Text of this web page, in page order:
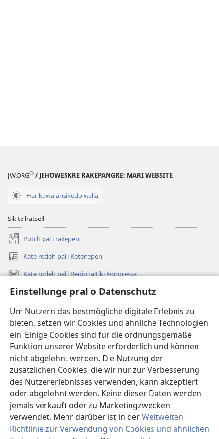
Einstellunge pral o Datenschutz
Um Nutzern das bestmögliche digitale Erlebnis zu
bieten, setzen wir Cookies und ähnliche Technologien
ein. Einige Cookies sind für die ordnungsgemäße
Funktion unserer Website erforderlich und können
nicht abgelehnt werden. Die Nutzung der
zusätzlichen Cookies, die wir nur zur Verbesserung
des Nutzererlebnisses verwenden, kann akzeptiert
oder abgelehnt werden. Keine dieser Daten werden
jemals verkauft oder zu Marketingzwecken
verwendet. Mehr darüber ist in derWeltweiten
Richtlinie zur Verwendung von Cookies und ähnlichen
JW.ORG® / JEHOWESKRE RAKEPANGRE: MARI WEBSITE
Har kowa ansikedo wella
Sik te hatsell
Putch pal i rakepen
Kate rodeh pal i Ketenepen
(opens
new Kate rodeh pal i Regionaltiki Kongressa
(opens
new
window)
Dikh, hoi newes hi
Videos
Rode
Te khameh lowe te dell
(opens
window)Watchtower Online Bibliotheka
(opens
new
window)JW Hub®
(opens
new
window)